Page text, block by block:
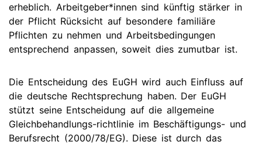
erheblich. Arbeitgeber*innen sind künftig stärker in
der Pflicht Rücksicht auf besondere familiäre
Pflichten zu nehmen und Arbeitsbedingungen
entsprechend anpassen, soweit dies zumutbar ist.
Die Entscheidung des EuGH wird auch Einfluss auf
die deutsche Rechtsprechung haben. Der EuGH
stützt seine Entscheidung auf die allgemeine
Gleichbehandlungs-richtlinie im Beschäftigungs- und
Berufsrecht (2000/78/EG). Diese ist durch das